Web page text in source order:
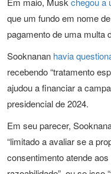
que um fundo em nome
pagamento de uma multa
Sooknanan havia
recebendo “tratamento
ajudou a financiar a
presidencial de 2024.
Em seu parecer,
“limitado a avaliar se a
consentimento atende